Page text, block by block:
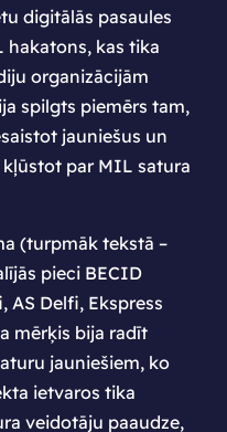
digitālās pasaules
hakatons, kas tika
organizācijām
spilgts piemērs tam,
jauniešus un
par MIL satura
(turpmāk tekstā –
pieci BECID
AS Delfi, Ekspress
mērķis bija radīt
jauniešiem, ko
ietvaros tika
veidotāju paaudze,